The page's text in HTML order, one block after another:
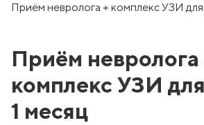
Приём невролога + комплекс УЗИ для
Приём невролога
комплекс УЗИ
1 месяц